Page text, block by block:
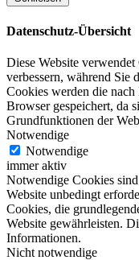
Datenschutz-Übersicht
Diese Website
verbessern, während Sie
Cookies werden die
Browser gespeichert, da
Grundfunktionen der
Notwendige
Notwendige
immer aktiv
Notwendige Cookies
Website unbedingt
Cookies, die
Website gewährleisten.
Informationen.
Nicht notwendige